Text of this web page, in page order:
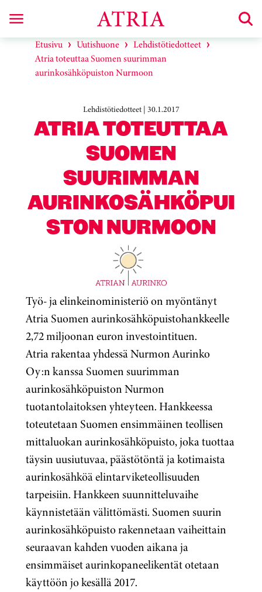
Etusivu Uutishuone
Lehdistötiedotteet
Atria toteuttaa Suomen suurimman
aurinkosähköpuiston Nurmoon
Lehdistötiedotteet | 30.1.2017
ATRIA TOTEUTTAA
SUOMEN
SUURIMMAN
AURINKOSÄHKÖPUI
STON NURMOON
Työ- ja elinkeinoministeriö on myöntänyt
Atria Suomen aurinkosähköpuistohankkeelle
2,72 miljoonan euron investointituen.
Atria rakentaa yhdessä Nurmon Aurinko
Oy:n kanssa Suomen suurimman
aurinkosähköpuiston Nurmon
tuotantolaitoksen yhteyteen. Hankkeessa
toteutetaan Suomen ensimmäinen teollisen
mittaluokan aurinkosähköpuisto, joka tuottaa
täysin uusiutuvaa, päästötöntä ja kotimaista
aurinkosähköä elintarviketeollisuuden
tarpeisiin. Hankkeen suunnitteluvaihe
käynnistetään välittömästi. Suomen suurin
aurinkosähköpuisto rakennetaan vaiheittain
seuraavan kahden vuoden aikana ja
ensimmäiset aurinkopaneelikentät otetaan
käyttöön jo kesällä 2017.